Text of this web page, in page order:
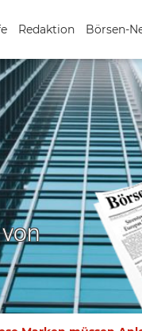
Redaktion Börsen-